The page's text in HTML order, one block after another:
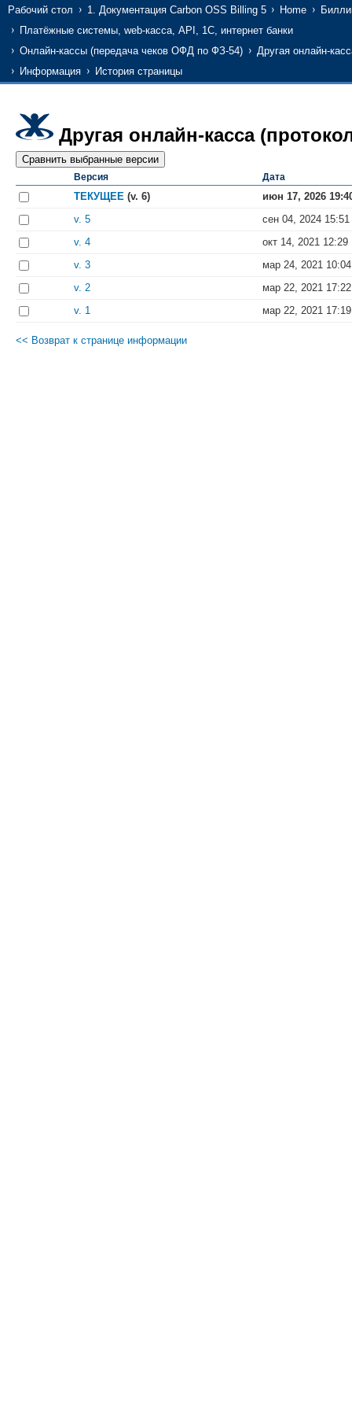
Рабочий стол 1. Документация Carbon OSS Billing 5 Home
Платёжные системы, web-касса, API, 1С, интернет банки
Онлайн-кассы (передача чеков ОФД по ФЗ-54)
Другая онлайн-
Информация
История страницы
Другая онлайн-касса
Версия Дата
ТЕКУЩЕЕ (v. 6)
июн 17, 2026
v. 5
сен 04, 2024 15:51
v. 4
окт 14, 2021 12:29
v. 3
мар 24, 2021 10:04
v. 2
мар 22, 2021 17:22
v. 1
мар 22, 2021 17:19
<< Возврат к странице информации